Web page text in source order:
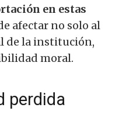
en estas
afectar no solo al
de la institución,
moral.
perdida